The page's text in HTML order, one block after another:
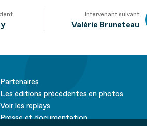
Intervenant suivant
Valérie Bruneteau
Partenaires
Les éditions précédentes en photos
Voir les replays
Presse et documentation